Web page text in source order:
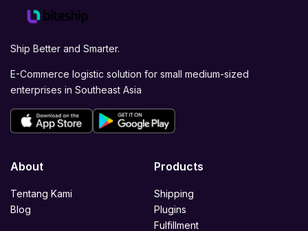
Ship Better and Smarter.
E-Commerce logistic solution for small medium-sized
enterprises in Southeast Asia
About
Tentang Kami
Blog
Products
Shipping
Plugins
Fulfillment